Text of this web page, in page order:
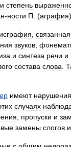
и степень
-ности П . (аграфия).
связанная
звуков
и синтеза речи и
состава слова
имеют нарушения
случаях
пропуски и
замены слогов и